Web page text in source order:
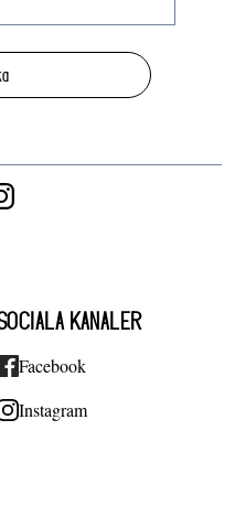
KANALER
Facebook
Instagram